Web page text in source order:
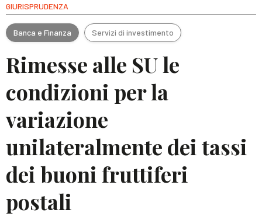
GIURISPRUDENZA
Banca e Finanza Servizi di investimento
Rimesse alle SU le
condizioni per la
variazione
unilateralmente dei tassi
dei buoni fruttiferi
postali